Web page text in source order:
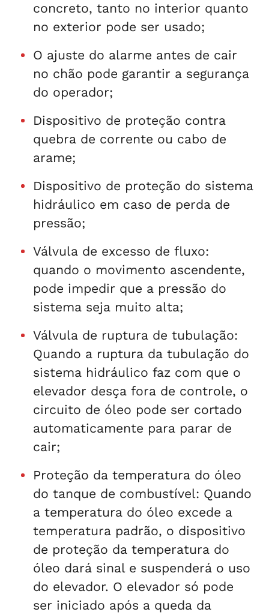
concreto, tanto no interior quanto
no exterior pode ser usado;
O ajuste do alarme antes de cair
no chão pode garantir a segurança
do operador;
Dispositivo de proteção contra
quebra de corrente ou cabo de
arame;
Dispositivo de proteção do sistema
hidráulico em caso de perda de
pressão;
Válvula de excesso de fluxo:
quando o movimento ascendente,
pode impedir que a pressão do
sistema seja muito alta;
Válvula de ruptura de tubulação:
Quando a ruptura da tubulação do
sistema hidráulico faz com que o
elevador desça fora de controle, o
circuito de óleo pode ser cortado
automaticamente para parar de
cair;
Proteção da temperatura do óleo
do tanque de combustível: Quando
a temperatura do óleo excede a
temperatura padrão, o dispositivo
de proteção da temperatura do
óleo dará sinal e suspenderá o uso
do elevador. O elevador só pode
ser iniciado após a queda da